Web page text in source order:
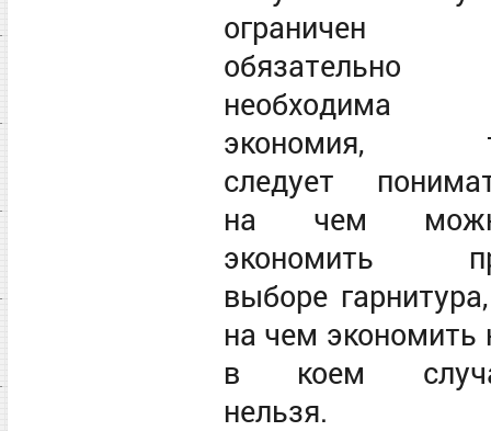
ограничен
обязательно
необходима
экономия,
следует
на чем
экономить
выборе
на чем экономить
в коем
нельзя.